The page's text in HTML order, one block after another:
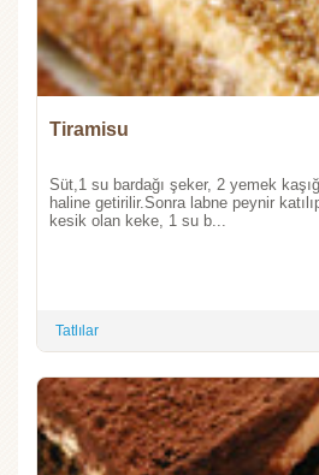
Tiramisu
Süt,1 su bardağı şeker, 2 yemek
haline getirilir.Sonra labne peynir
kesik olan keke, 1 su b...
Tatlılar